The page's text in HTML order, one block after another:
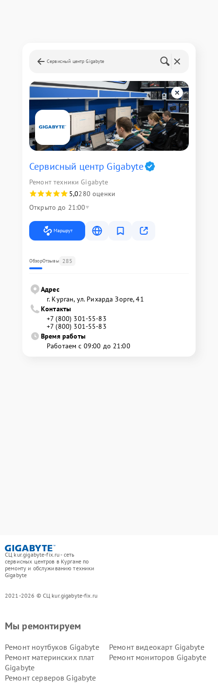
Сервисный центр Gigabyte
Сервисный центр Gigabyte
Ремонт техники Gigabyte
5,0280 оценки
Открыто до 21:00
Маршрут
ОбзорОтзывы 285
Адрес
г. Курган, ул. Рихарда Зорге, 41
Контакты
+7 (800) 301-55-83
+7 (800) 301-55-83
Время работы
Работаем с 09:00 до 21:00
СЦ kur.gigabyte-fix.ru - сеть
сервисных центров в Кургане по
ремонту и обслуживанию техники
Gigabyte
2021-2026 © СЦ kur.gigabyte-fix.ru
Мы ремонтируем
Ремонт ноутбуков Gigabyte
Ремонт видеокарт Gigabyte
Ремонт материнских плат
Gigabyte
Ремонт мониторов Gigabyte
Ремонт серверов Gigabyte